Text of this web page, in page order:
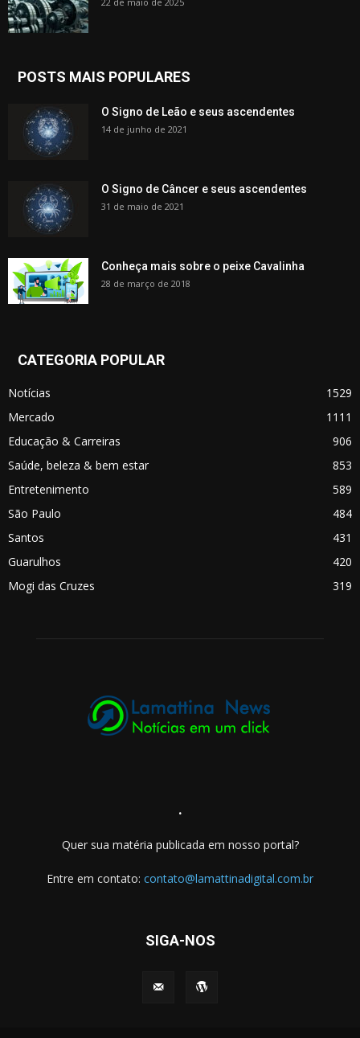
POSTS MAIS POPULARES
O Signo de Leão e seus ascendentes
14 de junho de 2021
O Signo de Câncer e seus ascendentes
31 de maio de 2021
Conheça mais sobre o peixe Cavalinha
28 de março de 2018
CATEGORIA POPULAR
Notícias
1529
Mercado
1111
Educação & Carreiras
906
Saúde, beleza & bem estar
853
Entretenimento
589
São Paulo
484
Santos
431
Guarulhos
420
Mogi das Cruzes
319
.
Quer sua matéria publicada em nosso portal?
Entre em contato: contato@lamattinadigital.com.br
SIGA-NOS